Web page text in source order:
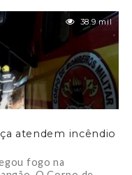
38.9 mil
atendem incêndio
fogo na